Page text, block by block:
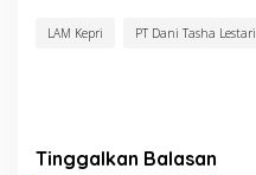
LAM Kepri PT Dani Tasha Lestari
Tinggalkan Balasan